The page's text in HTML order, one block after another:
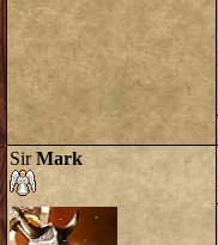
SirMark